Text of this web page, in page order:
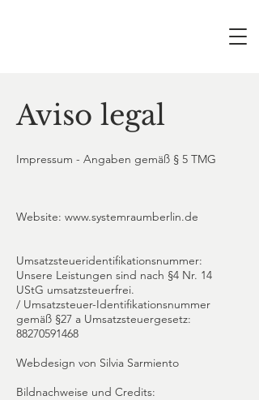
Aviso legal
Impressum - Angaben gemäß § 5 TMG
Website: www.systemraumberlin.de
Umsatzsteueridentifikationsnummer:
Unsere Leistungen sind nach §4 Nr. 14
UStG umsatzsteuerfrei.
/ Umsatzsteuer-Identifikationsnummer
gemäß §27 a Umsatzsteuergesetz:
88270591468
Webdesign von Silvia Sarmiento
Bildnachweise und Credits: